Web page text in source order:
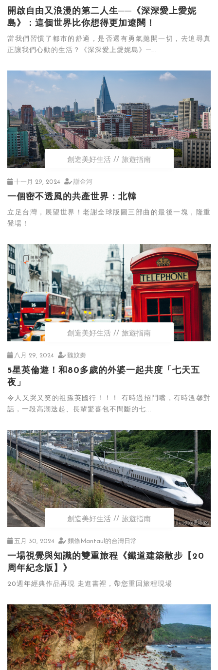
開啟自由又浪漫的第二人生──《深深愛上愛妮
島》：這個世界比你想得更加遼闊！
當我們習慣了都市的舒適，是否還有勇氣拋開一切，去追尋真
正讓我們心動的生活？《深深愛上愛妮島》─...
創造美好生活 旅遊指南
十一月 29, 2024 謝金河
一個密不透風的共產世界：北韓
立足台灣，展望世界！老謝全球版圖三部曲的最後一塊，隆重
登場！
創造美好生活 旅遊指南
八月 29, 2024 魏妏秦
5星英倫遊！和80多歲的外婆一起共度「七天五
夜」
令人又哭又笑的祖孫英國行！！！ 有時過招鬥嘴，有時溫馨對
話，一段高潮迭起、長輩驚喜包不間斷的七...
創造美好生活 旅遊指南
五月 30, 2024 麵條Mantaul的台灣日常
一場視覺與知識的雙重旅程《鐵道建築散步【20
周年紀念版】》
20週年經典作品再現 走進書裡，帶您重回旅程現場